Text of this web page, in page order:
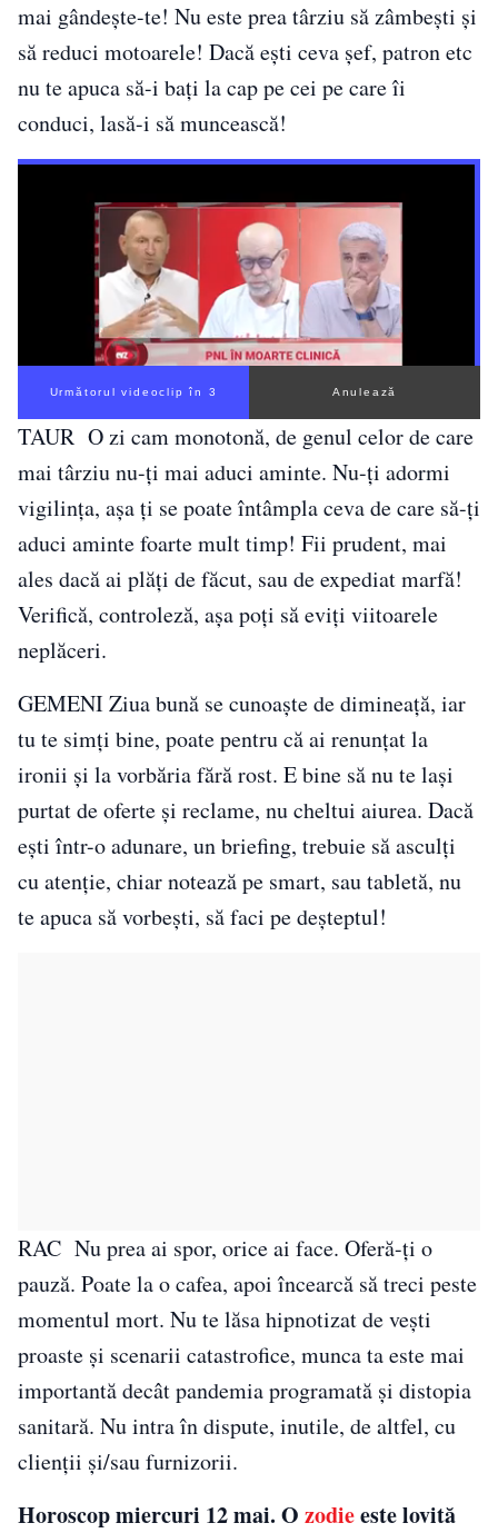
mai gândeşte-te! Nu este prea târziu să zâmbești și
să reduci motoarele! Dacă ești ceva șef, patron etc
nu te apuca să-i bați la cap pe cei pe care îi
conduci, lasă-i să muncească!
Următorul videoclip în 2 Anulează
TAUR O zi cam monotonă, de genul celor de care
mai târziu nu-ţi mai aduci aminte. Nu-ţi adormi
vigilinţa, așa ţi se poate întâmpla ceva de care să-ţi
aduci aminte foarte mult timp! Fii prudent, mai
ales dacă ai plăți de făcut, sau de expediat marfă!
Verifică, controleză, așa poți să eviți viitoarele
neplăceri.
GEMENI Ziua bună se cunoaşte de dimineaţă, iar
tu te simţi bine, poate pentru că ai renunţat la
ironii şi la vorbăria fără rost. E bine să nu te lași
purtat de oferte și reclame, nu cheltui aiurea. Dacă
ești într-o adunare, un briefing, trebuie să asculți
cu atenție, chiar notează pe smart, sau tabletă, nu
te apuca să vorbești, să faci pe deșteptul!
RAC Nu prea ai spor, orice ai face. Oferă-ţi o
pauză. Poate la o cafea, apoi încearcă să treci peste
momentul mort. Nu te lăsa hipnotizat de vești
proaste și scenarii catastrofice, munca ta este mai
importantă decât pandemia programată și distopia
sanitară. Nu intra în dispute, inutile, de altfel, cu
clienții și/sau furnizorii.
Horoscop miercuri 12 mai. O zodieeste lovită